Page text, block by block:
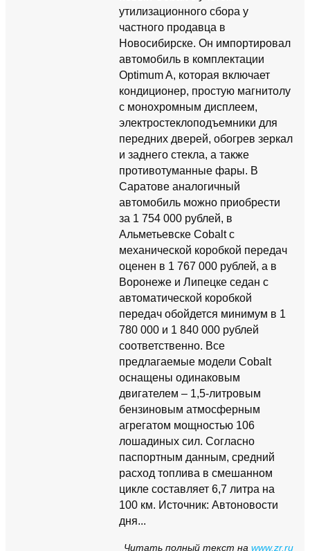
утилизационного сбора у
частного продавца в
Новосибирске. Он импортировал
автомобиль в комплектации
Optimum A, которая включает
кондиционер, простую магнитолу
с монохромным дисплеем,
электростеклоподъемники для
передних дверей, обогрев зеркал
и заднего стекла, а также
противотуманные фары. В
Саратове аналогичный
автомобиль можно приобрести
за 1 754 000 рублей, в
Альметьевске Cobalt с
механической коробкой передач
оценен в 1 767 000 рублей, а в
Воронеже и Липецке седан с
автоматической коробкой
передач обойдется минимум в 1
780 000 и 1 840 000 рублей
соответственно. Все
предлагаемые модели Cobalt
оснащены одинаковым
двигателем – 1,5-литровым
бензиновым атмосферным
агрегатом мощностью 106
лошадиных сил. Согласно
паспортным данным, средний
расход топлива в смешанном
цикле составляет 6,7 литра на
100 км. Источник: Автоновости
дня...
Читать полный текст на www.zr.ru